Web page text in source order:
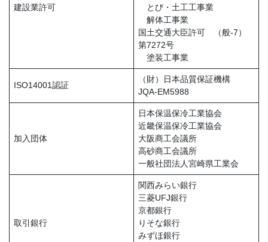
建設業許可
とび・土工工事業
解体工事業
国土交通大臣許可 （般-7）
第7272号
塗装工事業
ISO14001認証
（財）日本品質保証機構
JQA-EM5988
加入団体
日本保温保冷工業協会
近畿保温保冷工業協会
大阪商工会議所
高砂商工会議所
一般社団法人宮崎県工業会
取引銀行
関西みらい銀行
三菱UFJ銀行
京都銀行
りそな銀行
みずほ銀行